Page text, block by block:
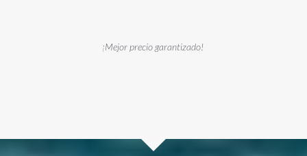
¡Mejor precio garantizado!